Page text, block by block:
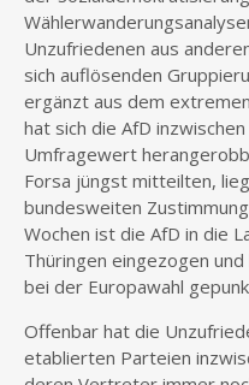
Unzufriedenen aus
sich auflösenden
ergänzt aus dem
hat sich die AfD
Umfragewert
Forsa jüngst mitteilten,
bundesweiten
Wochen ist die AfD in die
Thüringen eingezogen
bei der Europawahl
Offenbar hat die
etablierten Parteien